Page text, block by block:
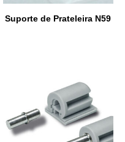
Suporte de Prateleira N59